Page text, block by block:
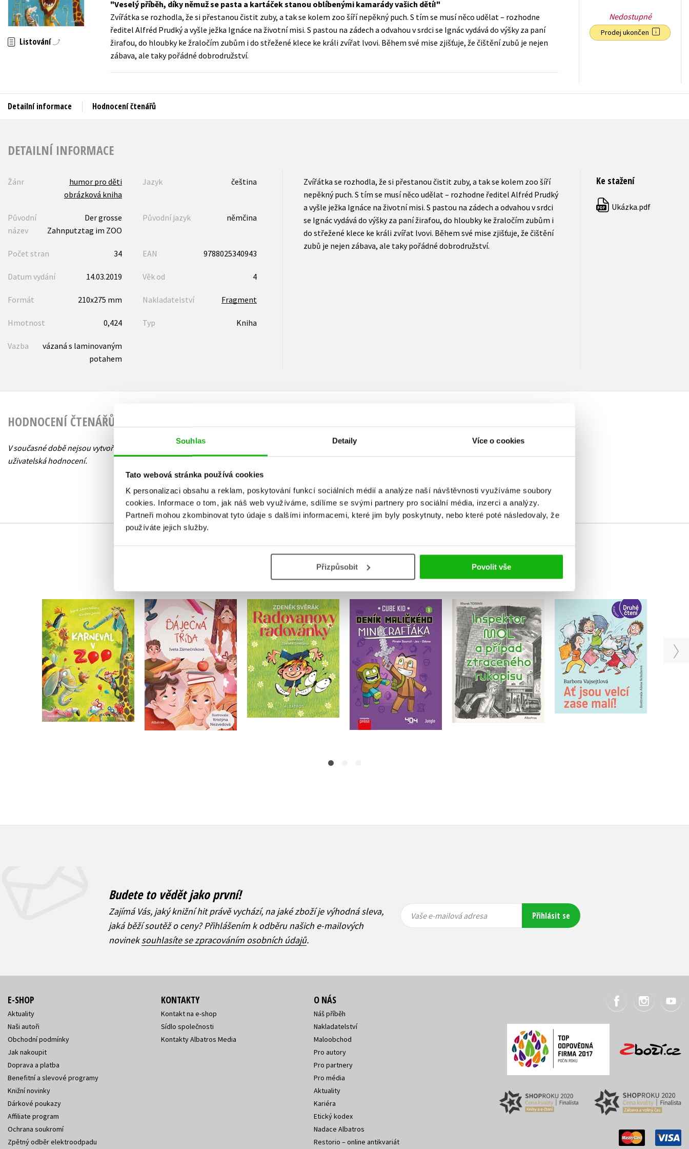
Souhlas Detaily Více o cookies
Tato webová stránka používá cookies
K personalizaci obsahu a reklam, poskytování funkcí sociálních médií a analýze naší návštěvnosti využíváme soubory
cookies. Informace o tom, jak náš web využíváme, sdílíme se svými partnery pro sociální média, inzerci a analýzy.
Partneři mohou zkombinovat tyto údaje s dalšími informacemi, které jim byly poskytnuty, nebo které poté následovaly, že
používáte jejich služby.
Přizpůsobit Povolit vše
Auto - moto
Beletrie pro děti
Beletrie pro dospělé
Jazyky
Kariéra a osobní rozvoj
Populárně - naučná pro dospělé
Populárně - naučné pro děti
Předškoláci
Young adult (SK)
Zahraniční literatura
Listování
Veselý příběh, díky němuž se pasta a kartáček stanou oblíbenými kamarády vašich dětí!
Zvířátka se rozhodla, že si přestanou čistit zuby, a tak se kolem zoo šíří nepěkný puch. S tím se musí něco udělat – rozhodne
ředitel Alfréd Prudký a vyšle ježka Ignáce na životní misi. S pastou na zádech a odvahou v srdci se Ignác vydává do výšky za paní
žirafou, do hloubky ke žraločím zubům i do střežené klece ke králi zvířat lvovi. Během své mise zjišťuje, že čištění zubů je nejen
zábava, ale taky pořádné dobrodružství.
Nedostupné
Prodej ukončen
Detailní informace Hodnocení čtenářů
DETAILNÍ INFORMACE
Žánr
humor pro děti
obrázková kniha
Jazyk čeština
Původní
název
Der grosse
Zahnputztag im ZOO
Původní jazyk němčina
Počet stran 34 EAN 9788025340943
Datum vydání 14.03.2019 Věk od 4
Formát 210x275 mm Nakladatelství Fragment
Hmotnost 0,424 Typ Kniha
Vazba
vázaná s laminovaným
potahem
Zvířátka se rozhodla, že si přestanou čistit zuby, a tak se kolem zoo šíří
nepěkný puch. S tím se musí něco udělat – rozhodne ředitel Alfréd Prudký
a vyšle ježka Ignáce na životní misi. S pastou na zádech a odvahou v srdci
se Ignác vydává do výšky za paní žirafou, do hloubky ke žraločím zubům i
do střežené klece ke králi zvířat lvovi. Během své mise zjišťuje, že čištění
zubů je nejen zábava, ale taky pořádné dobrodružství.
Ke stažení
PDF Ukázka.pdf
HODNOCENÍ ČTENÁŘŮ
V současné době nejsou vytvořena žádná
uživatelská hodnocení.
Přihlásit
MOHLO BY VÁS TAKÉ ZAJÍMAT
Karneval v ZOO
Sophie Schoenwaldová
Do košíku
249 Kč
199 Kč
Báječná třída
Iveta Zámečníková
Do košíku
319 Kč
255 Kč
Radovanovy radovánky
Zdeněk Svěrák
Do košíku
349 Kč
279 Kč
Deník maličkého
Minecrafťáka
Cube Kid
Do košíku
269 Kč
Inspektor Mol a případ
ztraceného rukopisu
Marek Toman
Do košíku
349 Kč
279 Kč
Ať jsou velcí zase malí!
Barbora Vajsejtlová
Do košíku
239 Kč
Budete to vědět jako první!
Zajímá Vás, jaký knižní hit právě vychází, na jaké zboží je výhodná sleva,
jaká běží soutěž o ceny? Přihlášením k odběru našich e-mailových
novineksouhlasíte se zpracováním osobních údajů.
mailová
mailová
Vaše e-mailová adresa Přihlásit se
E-SHOP
Aktuality
Naši autoři
Obchodní podmínky
Jak nakoupit
Doprava a platba
Benefitní a slevové programy
Knižní novinky
Dárkové poukazy
Affiliate program
Ochrana soukromí
Zpětný odběr elektroodpadu
KONTAKTY
Kontakt na e-shop
Sídlo společnosti
Kontakty Albatros Media
O NÁS
Náš příběh
Nakladatelství
Maloobchod
Pro autory
Pro partnery
Pro média
Aktuality
Kariéra
Etický kodex
Nadace Albatros
Restorio – online antikvariát